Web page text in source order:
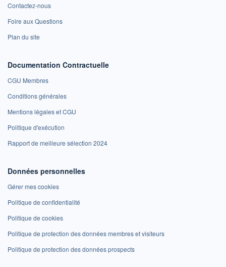
Contactez-nous
Foire aux Questions
Plan du site
Documentation Contractuelle
CGU Membres
Conditions générales
Mentions légales et CGU
Politique d'exécution
Rapport de meilleure sélection 2024
Données personnelles
Gérer mes cookies
Politique de confidentialité
Politique de cookies
Politique de protection des données membres et visiteurs
Politique de protection des données prospects